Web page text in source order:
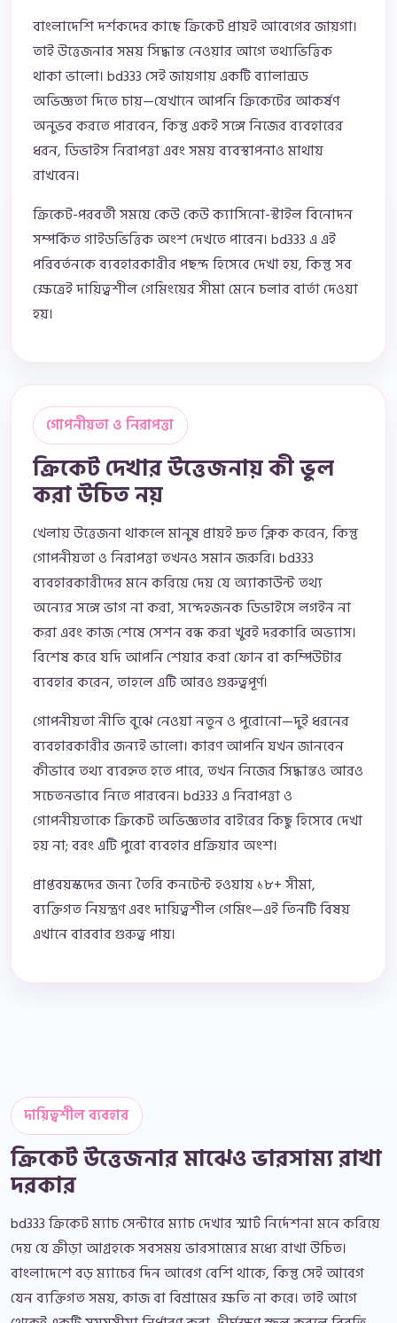
বাংলাদেশি দর্শকদের কাছে ক্রিকেট প্রায়ই আবেগের জায়গা।
তাই উত্তেজনার সময় সিদ্ধান্ত নেওয়ার আগে তথ্যভিত্তিক
থাকা ভালো। bd333 সেই জায়গায় একটি ব্যালান্সড
অভিজ্ঞতা দিতে চায়—যেখানে আপনি ক্রিকেটের আকর্ষণ
অনুভব করতে পারবেন, কিন্তু একই সঙ্গে নিজের ব্যবহারের
ধরন, ডিভাইস নিরাপত্তা এবং সময় ব্যবস্থাপনাও মাথায়
রাখবেন।
ক্রিকেট-পরবর্তী সময়ে কেউ কেউ ক্যাসিনো-স্টাইল বিনোদন
সম্পর্কিত গাইডভিত্তিক অংশ দেখতে পারেন। bd333 এ এই
পরিবর্তনকে ব্যবহারকারীর পছন্দ হিসেবে দেখা হয়, কিন্তু সব
ক্ষেত্রেই দায়িত্বশীল গেমিংয়ের সীমা মেনে চলার বার্তা দেওয়া
হয়।
গোপনীয়তা ও নিরাপত্তা
ক্রিকেট দেখার উত্তেজনায় কী ভুল
করা উচিত নয়
খেলায় উত্তেজনা থাকলে মানুষ প্রায়ই দ্রুত ক্লিক করেন, কিন্তু
গোপনীয়তা ও নিরাপত্তা তখনও সমান জরুরি। bd333
ব্যবহারকারীদের মনে করিয়ে দেয় যে অ্যাকাউন্ট তথ্য
অন্যের সঙ্গে ভাগ না করা, সন্দেহজনক ডিভাইসে লগইন না
করা এবং কাজ শেষে সেশন বন্ধ করা খুবই দরকারি অভ্যাস।
বিশেষ করে যদি আপনি শেয়ার করা ফোন বা কম্পিউটার
ব্যবহার করেন, তাহলে এটি আরও গুরুত্বপূর্ণ।
গোপনীয়তা নীতি বুঝে নেওয়া নতুন ও পুরোনো—দুই ধরনের
ব্যবহারকারীর জন্যই ভালো। কারণ আপনি যখন জানবেন
কীভাবে তথ্য ব্যবহৃত হতে পারে, তখন নিজের সিদ্ধান্তও আরও
সচেতনভাবে নিতে পারবেন। bd333 এ নিরাপত্তা ও
গোপনীয়তাকে ক্রিকেট অভিজ্ঞতার বাইরের কিছু হিসেবে দেখা
হয় না; বরং এটি পুরো ব্যবহার প্রক্রিয়ার অংশ।
প্রাপ্তবয়স্কদের জন্য তৈরি কনটেন্ট হওয়ায় ১৮+ সীমা,
ব্যক্তিগত নিয়ন্ত্রণ এবং দায়িত্বশীল গেমিং—এই তিনটি বিষয়
এখানে বারবার গুরুত্ব পায়।
দায়িত্বশীল ব্যবহার
ক্রিকেট উত্তেজনার মাঝেও ভারসাম্য রাখা
দরকার
bd333 ক্রিকেট ম্যাচ সেন্টারে ম্যাচ দেখার স্মার্ট নির্দেশনা মনে করিয়ে
দেয় যে ক্রীড়া আগ্রহকে সবসময় ভারসাম্যের মধ্যে রাখা উচিত।
বাংলাদেশে বড় ম্যাচের দিন আবেগ বেশি থাকে, কিন্তু সেই আবেগ
যেন ব্যক্তিগত সময়, কাজ বা বিশ্রামের ক্ষতি না করে। তাই আগে